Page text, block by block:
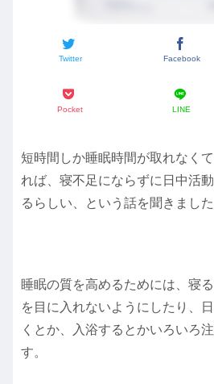
Twitter Facebook
Pocket LINE
短時間しか睡眠時間が取れなく
れば、寝不足にならずに日中活
るらしい、という話を聞きました
睡眠の質を高めるためには、寝
を目に入れないようにしたり、
くとか、入浴するとかいろいろ
す。